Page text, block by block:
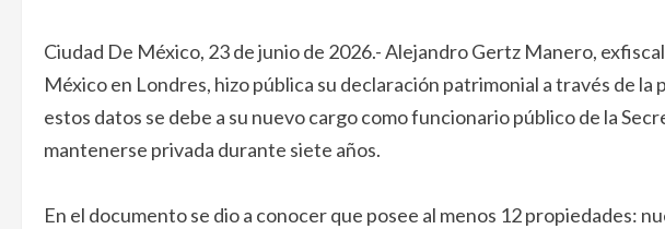
Ciudad De México, 23 de junio de 2026.- Alejandro Gertz Manero,
México en Londres, hizo pública su declaración patrimonial a través de
estos datos se debe a su nuevo cargo como funcionario público de la
mantenerse privada durante siete años.
En el documento se dio a conocer que posee al menos 12 propiedades: